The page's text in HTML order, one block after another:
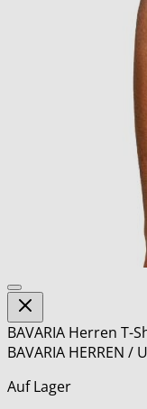
BAVARIA Herren T-
BAVARIA HERREN /
Auf Lager